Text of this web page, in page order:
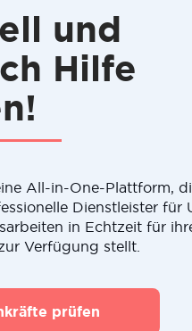
und
Hilfe
All-in-One-Plattform,
Dienstleister für
in Echtzeit für
Verfügung stellt.
prüfen